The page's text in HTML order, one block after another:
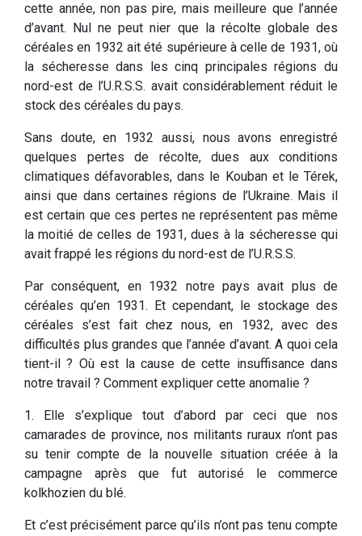
cette année, non pas pire, mais meilleure que l’année
d’avant. Nul ne peut nier que la récolte globale des
céréales en 1932 ait été supérieure à celle de 1931, où
la sécheresse dans les cinq principales régions du
nord-est de l’U.R.S.S. avait considérablement réduit le
stock des céréales du pays.
Sans doute, en 1932 aussi, nous avons enregistré
quelques pertes de récolte, dues aux conditions
climatiques défavorables, dans le Kouban et le Térek,
ainsi que dans certaines régions de l’Ukraine. Mais il
est certain que ces pertes ne représentent pas même
la moitié de celles de 1931, dues à la sécheresse qui
avait frappé les régions du nord-est de l’U.R.S.S.
Par conséquent, en 1932 notre pays avait plus de
céréales qu’en 1931. Et cependant, le stockage des
céréales s’est fait chez nous, en 1932, avec des
difficultés plus grandes que l’année d’avant. A quoi cela
tient-il ? Où est la cause de cette insuffisance dans
notre travail ? Comment expliquer cette anomalie ?
1. Elle s’explique tout d’abord par ceci que nos
camarades de province, nos militants ruraux n’ont pas
su tenir compte de la nouvelle situation créée à la
campagne après que fut autorisé le commerce
kolkhozien du blé.
Et c’est précisément parce qu’ils n’ont pas tenu compte